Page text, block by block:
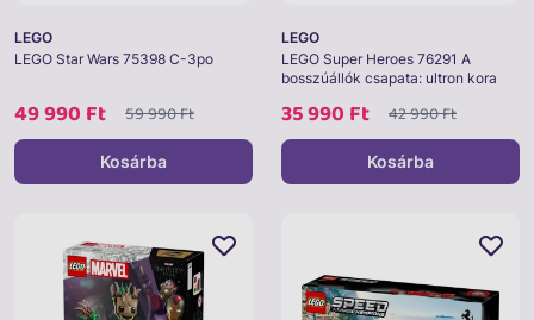
LEGO
LEGO Star Wars 75398 C-3po
49 990 Ft 59 990 Ft
Kosárba
LEGO
LEGO Super Heroes 76291 A
bosszúállók csapata: ultron kora
35 990 Ft 42 990 Ft
Kosárba